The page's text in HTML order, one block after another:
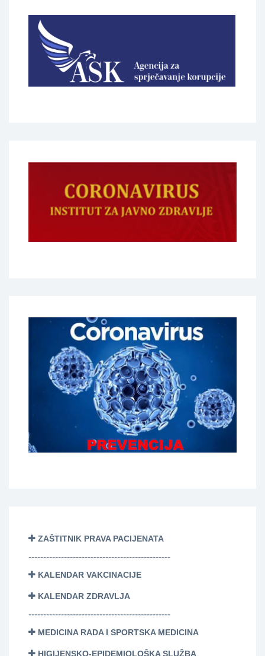
ZAŠTITNIK PRAVA PACIJENATA
------------------------------------------------
KALENDAR VAKCINACIJE
KALENDAR ZDRAVLJA
------------------------------------------------
MEDICINA RADA I SPORTSKA MEDICINA
HIGIJENSKO-EPIDEMIOLOŠKA SLUŽBA